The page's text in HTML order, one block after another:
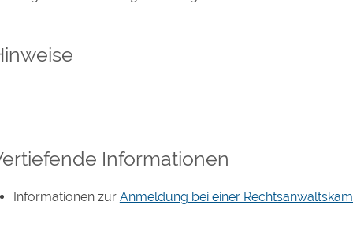
Informationen
Informationen zur Anmeldung bei einer